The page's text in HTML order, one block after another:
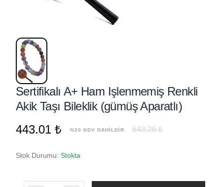
Sertifikalı A+ Ham Işlenmemiş Renkli
Akik Taşı Bileklik (gümüş Aparatlı)
443.01 ₺
%20 KDV DAHİLDİR 643.26 ₺
Stok Durumu: Stokta